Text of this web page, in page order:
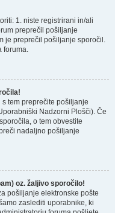
1. niste registrirani in/ali
preprečil pošiljanje
je preprečil pošiljanje sporočil.
foruma.
tem preprečite pošiljanje
Nadzorni Plošči). Če
o tem obvestite
nadaljno pošiljanje
oz. žaljivo sporočilo!
pošiljanje elektronske pošte
zaslediti uporabnike, ki